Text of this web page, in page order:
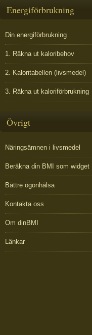
Energiförbrukning
Din energiförbrukning
1. Räkna ut kaloribehov
2. Kaloritabellen (livsmedel)
3. Räkna ut kaloriförbrukning
Övrigt
Näringsämnen i livsmedel
Beräkna din BMI som widget
Bättre ögonhälsa
Kontakta oss
Om dinBMI
Länkar